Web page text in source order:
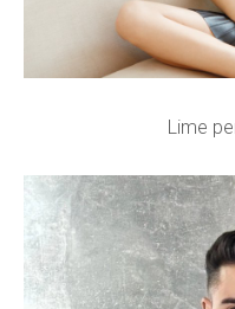
Lime